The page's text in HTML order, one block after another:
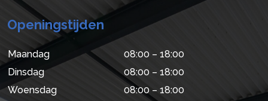
Openingstijden
Maandag
08:00 – 18:00
Dinsdag
08:00 – 18:00
Woensdag
08:00 – 18:00